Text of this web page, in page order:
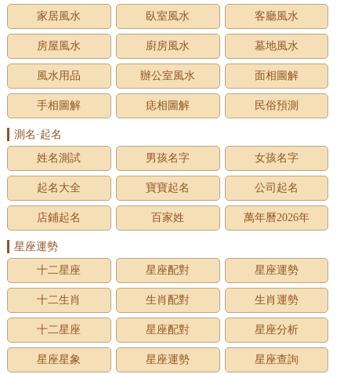
家居風水
臥室風水 客廳風水
房屋風水 廚房風水 墓地風水
風水用品 辦公室風水 面相圖解
手相圖解 痣相圖解 民俗預測
測名·起名
姓名測試
男孩名字 女孩名字
起名大全 寶寶起名 公司起名
店鋪起名 百家姓 萬年曆2026年
星座運勢
十二星座
星座配對 星座運勢
十二生肖 生肖配對 生肖運勢
十二星座 星座配對 星座分析
星座星象 星座運勢 星座查詢